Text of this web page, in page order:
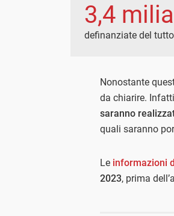
3,4
definanziate del
Nonostante
da chiarire. Infatti
saranno
quali saranno
Le informazioni
2023, prima